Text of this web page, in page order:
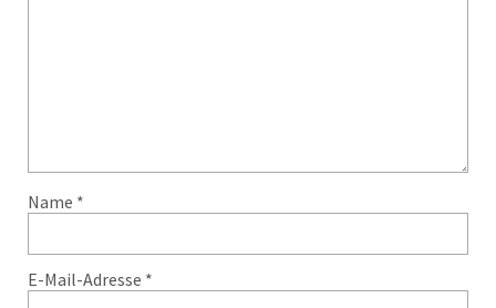
Name *
E-Mail-Adresse *